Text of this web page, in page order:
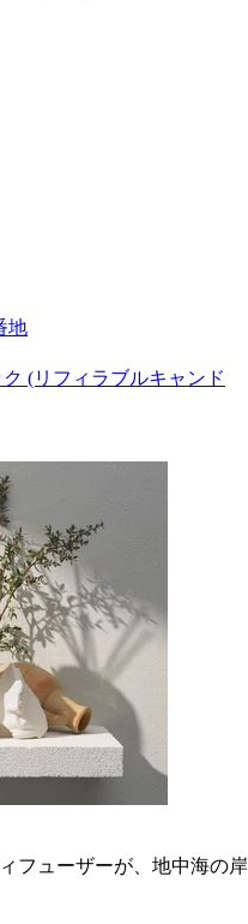
地
(リフィラブルキャンド
フューザーが、地中海の岸